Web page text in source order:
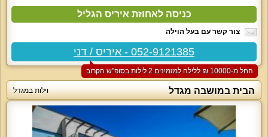
כניסה לאחוזת איריס הגליל
צור קשר עם בעל הוילה
052-9121385 - איריס / דני
החל מ-‏10000 ₪ ללילה למזמינים 2 לילות בסופ"ש הקרוב
הבית במושבה מגדל וילות במגדל